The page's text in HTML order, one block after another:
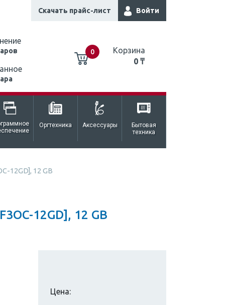
Скачать прайс-лист Войти
0
Корзина
0 ₸
0 ₸
Оргтехника Аксессуары
Бытовая
техника
12GD], 12 GB
12GD], 12 GB
Цена: